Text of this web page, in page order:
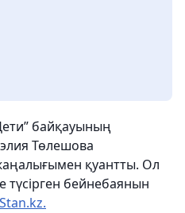
байқауының
Төлешова
қуантты. Ол
бейнебаянын
Stan.kz.